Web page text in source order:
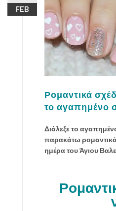
FEB
Ρομαντικά
το αγαπημένο
Διάλεξε το
παρακάτω ρομαντικά
ημέρα του Άγιου